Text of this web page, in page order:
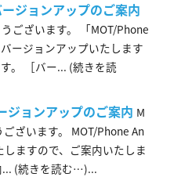
ジョンアップのご案内
ございます。 「MOT/Phone
ージョンアップいたします
。 ［バー... (続きを読
ョンアップのご案内 M
ざいます。 MOT/Phone An
ますので、ご案内いたしま
... (続きを読む…)...